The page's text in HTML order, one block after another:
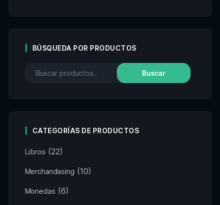
BÚSQUEDA POR PRODUCTOS
Buscar
CATEGORÍAS DE PRODUCTOS
Libros (22)
Merchandasing (10)
Monedas (6)